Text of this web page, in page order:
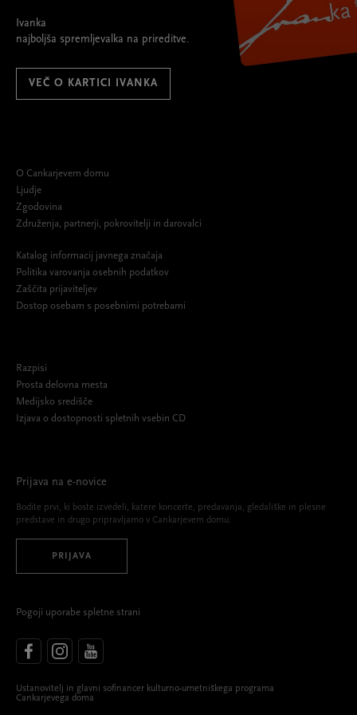
Ivanka
najboljša spremljevalka na prireditve.
VEČ O KARTICI IVANKA
O Cankarjevem domu
Ljudje
Zgodovina
Združenja, partnerji, pokrovitelji in darovalci
Katalog informacij javnega značaja
Politika varovanja osebnih podatkov
Zaščita prijaviteljev
Dostop osebam s posebnimi potrebami
Razpisi
Prosta delovna mesta
Medijsko središče
Izjava o dostopnosti spletnih vsebin CD
Prijava na e-novice
Bodite prvi, ki boste izvedeli, katere koncerte, predavanja, gledališke in plesne
predstave in drugo pripravljamo v Cankarjevem domu.
PRIJAVA
Pogoji uporabe spletne strani
Ustanovitelj in glavni sofinancer kulturno-umetniškega programa
Cankarjevega doma